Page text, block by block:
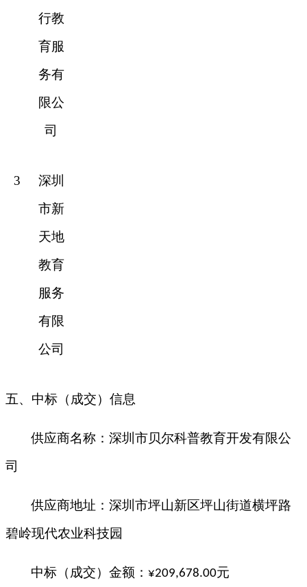
行教
育服
务有
限公
司
3
深圳
市新
天地
教育
服务
有限
公司
五、中标（成交）信息
供应商名称： 深圳市贝尔科普教育开发有限公
司
供应商地址：深圳市坪山新区坪山街道横坪路
碧岭现代农业科技园
中标（成交）金额： ¥209,678.00元